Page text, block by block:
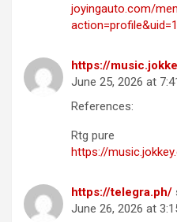
joyingauto.com/
https://
June 25, 2026 at
References:
Rtg pure
https://
https://telegra.ph/
June 26, 2026 at